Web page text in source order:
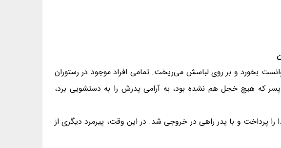
بخورد و بر روی لباسش می‌ریخت. تمامی افراد موجود در رستوران
که هیچ خجل هم نشده بود، به آرامی پدرش را به دستشویی برد،
پرداخت و با پدر راهی در خروجی شد. در این وقت، پیرمرد دیگری از